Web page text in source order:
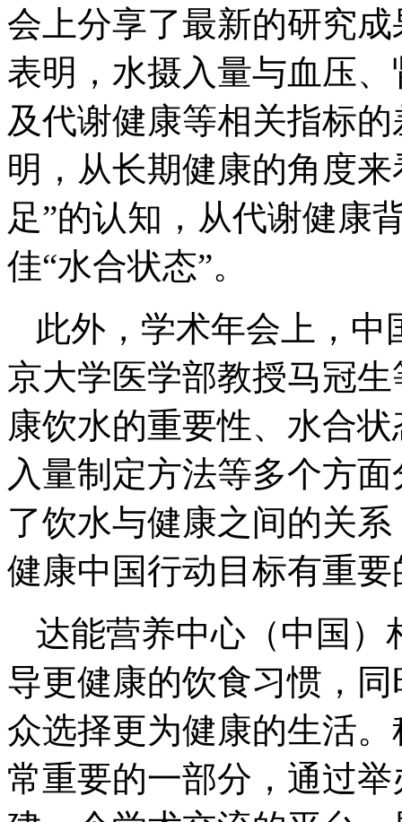
会上分享了最新的研究
表明，水摄入量与血压
及代谢健康等相关指标
明，从长期健康的角度
足”的认知，从代谢健康
佳“水合状态”。
此外，学术年会上，
京大学医学部教授马冠
康饮水的重要性、水合
入量制定方法等多个方
了饮水与健康之间的关
健康中国行动目标有重
达能营养中心（中国）
导更健康的饮食习惯，
众选择更为健康的生活
常重要的一部分，通过